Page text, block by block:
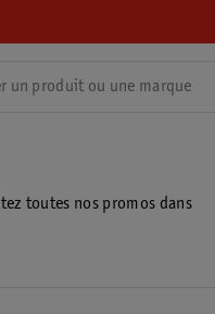
toutes nos promos dans